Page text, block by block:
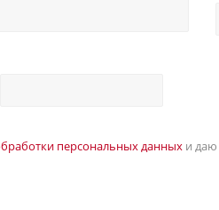
персональных данныхи даю